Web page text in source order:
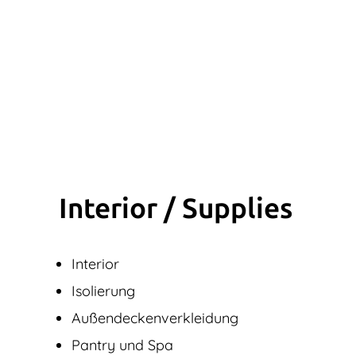
Interior / Supplies
Interior
Isolierung
Außendecken­verkleidung
Pantry und Spa